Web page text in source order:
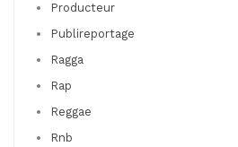
Producteur
Publireportage
Ragga
Rap
Reggae
Rnb